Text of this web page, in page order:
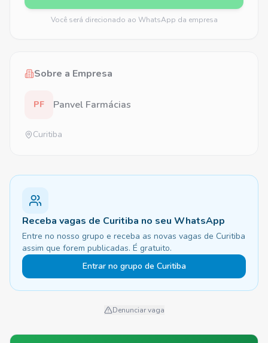
Você será direcionado ao WhatsApp da empresa
Sobre a Empresa
PF Panvel Farmácias
Curitiba
Receba vagas de Curitiba no seu WhatsApp
Entre no nosso grupo e receba as novas vagas de Curitiba
assim que forem publicadas. É gratuito.
Entrar no grupo de Curitiba
Denunciar vaga